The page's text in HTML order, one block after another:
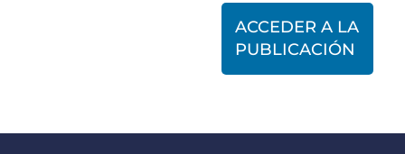
ACCEDER A LA
PUBLICACIÓN